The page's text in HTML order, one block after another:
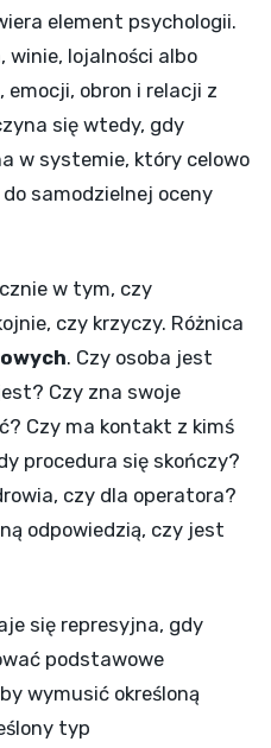
element psychologii.
winie, lojalności albo
obron i relacji z
się wtedy, gdy
w systemie, który celowo
samodzielnej oceny
w tym, czy
czy krzyczy. Różnica
. Czy osoba jest
Czy zna swoje
Czy ma kontakt z kimś
procedura się skończy?
czy dla operatora?
odpowiedzią, czy jest
się represyjna, gdy
podstawowe
wymusić określoną
typ